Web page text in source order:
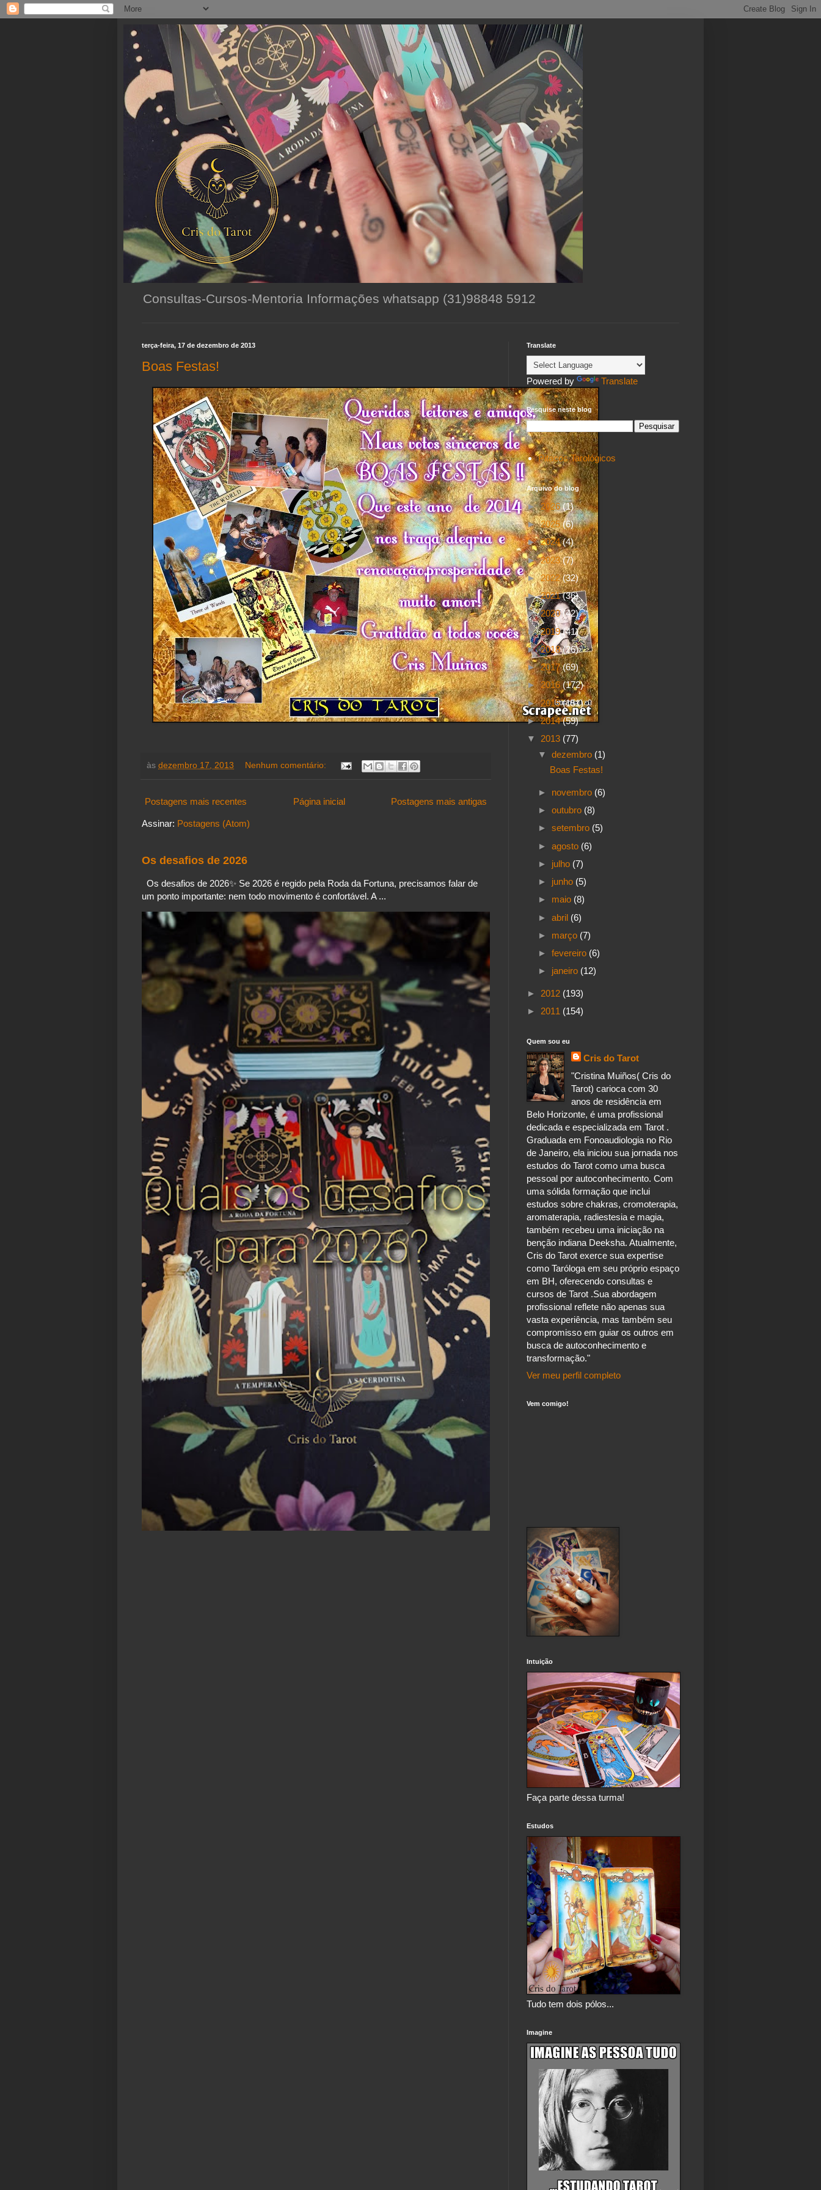
Consultas-Cursos-Mentoria Informações whatsapp (31)98848 5912
terça-feira, 17 de dezembro de 2013
Boas Festas!
às dezembro 17, 2013 Nenhum comentário:
Postagens mais recentes Postagens mais antigas
Página inicial
Assinar: Postagens (Atom)
Os desafios de 2026
Os desafios de 2026✨️ Se 2026 é regido pela Roda da Fortuna, precisamos falar de
um ponto importante: nem todo movimento é confortável. A ...
Translate
Powered by Translate
Pesquise neste blog
Pitacos Tarológicos
Arquivo do blog
►2026(1)
►2025(6)
►2024(4)
►2023(7)
►2022(32)
►2021(36)
►2020(42)
►2019(41)
►2018(26)
►2017(69)
►2016(172)
►2015(151)
►2014(59)
▼ 2013 (77)
▼ dezembro (1)
Boas Festas!
► novembro (6)
► outubro (8)
► setembro (5)
► agosto (6)
► julho (7)
► junho (5)
► maio (8)
► abril (6)
► março (7)
► fevereiro (6)
► janeiro (12)
► 2012 (193)
► 2011 (154)
Quem sou eu
Cris do Tarot
"Cristina Muiños( Cris do
Tarot) carioca com 30
anos de residência em
Belo Horizonte, é uma profissional
dedicada e especializada em Tarot .
Graduada em Fonoaudiologia no Rio
de Janeiro, ela iniciou sua jornada nos
estudos do Tarot como uma busca
pessoal por autoconhecimento. Com
uma sólida formação que inclui
estudos sobre chakras, cromoterapia,
aromaterapia, radiestesia e magia,
também recebeu uma iniciação na
benção indiana Deeksha. Atualmente,
Cris do Tarot exerce sua expertise
como Taróloga em seu próprio espaço
em BH, oferecendo consultas e
cursos de Tarot .Sua abordagem
profissional reflete não apenas sua
vasta experiência, mas também seu
compromisso em guiar os outros em
busca de autoconhecimento e
transformação."
Ver meu perfil completo
Vem comigo!
Intuição
Faça parte dessa turma!
Estudos
Tudo tem dois pólos...
Imagine